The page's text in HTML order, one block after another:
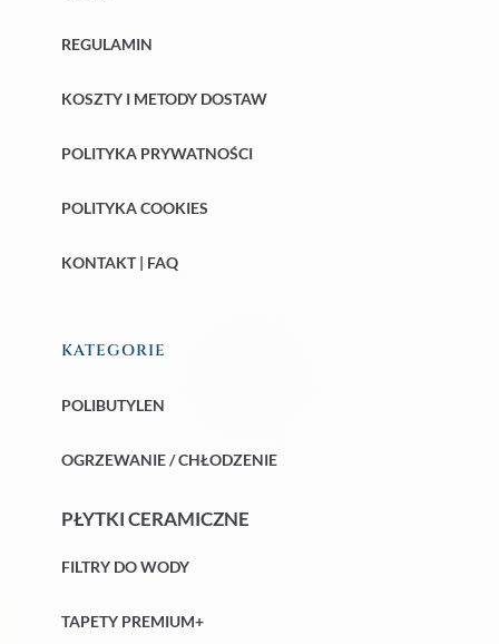
REGULAMIN
KOSZTY I METODY DOSTAW
POLITYKA PRYWATNOŚCI
POLITYKA COOKIES
KONTAKT | FAQ
KATEGORIE
POLIBUTYLEN
OGRZEWANIE / CHŁODZENIE
PŁYTKI CERAMICZNE
FILTRY DO WODY
TAPETY PREMIUM+